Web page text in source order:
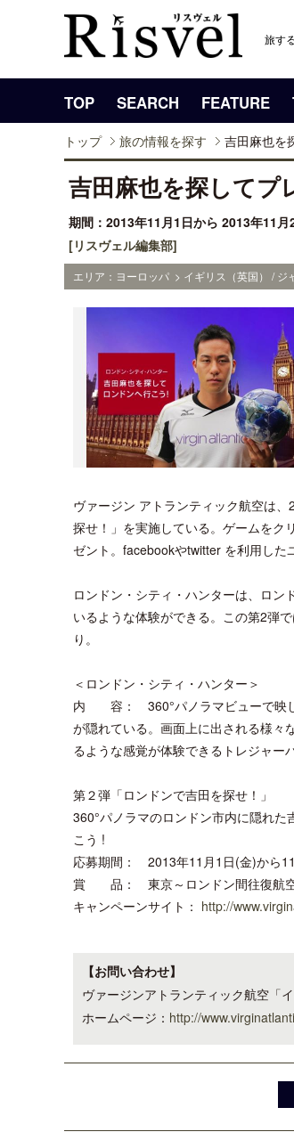
旅す
TOP SEARCH FEATURE
トップ 旅の情報を探す 吉田麻也を
吉田麻也を探してプ
期間：2013年11月1日から 2013年11月
[リスヴェル編集部]
エリア：ヨーロッパ > イギリス（英国） / ジ
ヴァージン アトランティック航空は
探せ！」を実施している。ゲームをク
ゼント。facebookやtwitter を利用した
ロンドン・シティ・ハンターは、ロ
いるような体験ができる。この第2弾
り。
＜ロンドン・シティ・ハンター＞
内 容： 360°パノラマビューで映し
が隠れている。画面上に出される様々
るような感覚が体験できるトレジャー
第２弾「ロンドンで吉田を探せ！」
360°パノラマのロンドン市内に隠れ
こう !
応募期間： 2013年11月1日(金)から
賞 品： 東京～ロンドン間往復航空
キャンペーンサイト： http://
【お問い合わせ】
ヴァージンアトランティック航空「
ホームページ： http://